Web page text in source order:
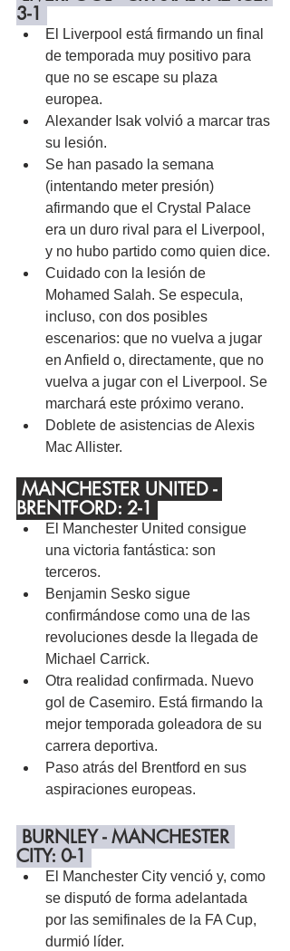
3-1
El Liverpool está firmando un final
de temporada muy positivo para
que no se escape su plaza
europea.
Alexander Isak volvió a marcar tras
su lesión.
Se han pasado la semana
(intentando meter presión)
afirmando que el Crystal Palace
era un duro rival para el Liverpool,
y no hubo partido como quien dice.
Cuidado con la lesión de
Mohamed Salah. Se especula,
incluso, con dos posibles
escenarios: que no vuelva a jugar
en Anfield o, directamente, que no
vuelva a jugar con el Liverpool. Se
marchará este próximo verano.
Doblete de asistencias de Alexis
Mac Allister.
MANCHESTER UNITED -
BRENTFORD: 2-1
El Manchester United consigue
una victoria fantástica: son
terceros.
Benjamin Sesko sigue
confirmándose como una de las
revoluciones desde la llegada de
Michael Carrick.
Otra realidad confirmada. Nuevo
gol de Casemiro. Está firmando la
mejor temporada goleadora de su
carrera deportiva.
Paso atrás del Brentford en sus
aspiraciones europeas.
BURNLEY - MANCHESTER
CITY: 0-1
El Manchester City venció y, como
se disputó de forma adelantada
por las semifinales de la FA Cup,
durmió líder.